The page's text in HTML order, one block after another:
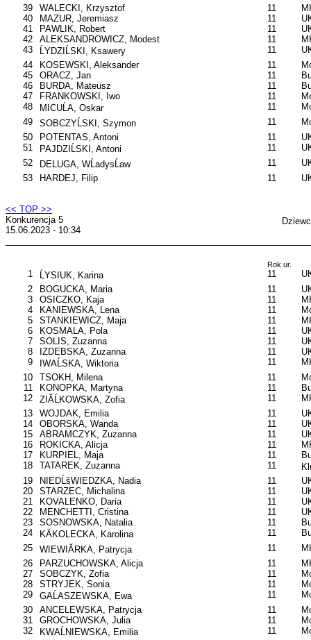
39 WALECKI, Krzysztof 11
40
MAZUR, Jeremiasz 11
41
PAWLIK, Robert 11
42
ALEKSANDROWICZ, Modest 11
43
ĹYDZIĹSKI, Ksawery 11
44
KOSEWSKI, Aleksander 11
45
ORACZ, Jan 11
46
BURDA, Mateusz 11
47
FRANKOWSKI, Iwo 11
48
MICUĹA, Oskar 11
49
SOBCZYĹSKI, Szymon 11
50
POTENTAS, Antoni 11
51
PAJDZIĹSKI, Antoni 11
52
DELUGA, WĹadysĹaw 11
53
HARDEJ, Filip 11
<< TOP >>
Konkurencja 5
15.06.2023 - 10:34
Rok ur.
1 ĹYSIUK, Karina 11
2
BOGUCKA, Maria 11
3
OSICZKO, Kaja 11
4
KANIEWSKA, Lena 11
5
STANKIEWICZ, Maja 11
6
KOSMALA, Pola 11
7
SOLIS, Zuzanna 11
8
IZDEBSKA, Zuzanna 11
9
IWAĹSKA, Wiktoria 11
10
TSOKH, Milena 11
11
KONOPKA, Martyna 11
12
ZIĂĹKOWSKA, Zofia 11
13
WOJDAK, Emilia 11
14
OBORSKA, Wanda 11
15
ABRAMCZYK, Zuzanna 11
16
ROKICKA, Alicja 11
17
KURPIEL, Maja 11
18
TATAREK, Zuzanna 11
19
NIEDĹšWIEDZKA, Nadia 11
20
STARZEC, Michalina 11
21
KOVALENKO, Daria 11
22
MENCHETTI, Cristina 11
23
SOSNOWSKA, Natalia 11
24
KÄKOLECKA, Karolina 11
25
WIEWIĂRKA, Patrycja 11
26
PARZUCHOWSKA, Alicja 11
27
SOBCZYK, Zofia 11
28
STRYJEK, Sonia 11
29
GAĹASZEWSKA, Ewa 11
30
ANCELEWSKA, Patrycja 11
31
GROCHOWSKA, Julia 11
32
KWAĹNIEWSKA, Emilia 11